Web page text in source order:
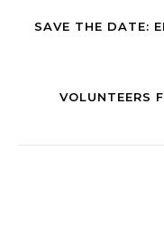
SAVE THE DATE:
VOLUNTEERS